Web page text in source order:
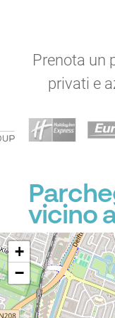
Prenota un
privati e
vicino
+
−